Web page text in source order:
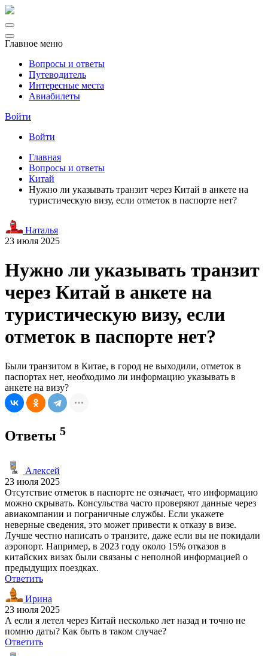
Главное меню
Вопросы и ответы
Путеводитель
Интересные места
Авиабилеты
Войти
Войти
Главная
Вопросы и ответы
Китай
Нужно ли указывать транзит через Китай в анкете на
туристическую визу, если отметок в паспорте нет?
Наталья
23 июля 2025
Нужно ли указывать транзит
через Китай в анкете на
туристическую визу, если
отметок в паспорте нет?
Были транзитом в Китае, в город не выходили, отметок в
паспортах нет, необходимо ли информацию указывать в
анкете на визу?
Ответы 5
Алексей
23 июля 2025
Отсутствие отметок в паспорте не означает, что информацию
можно скрывать. Консульства часто проверяют данные через
авиакомпании и пограничные службы. Если укажете
неверные сведения, это может привести к отказу в визе.
Лучше честно написать о транзите, даже если вы не покидали
аэропорт. Например, в 2023 году около 15% отказов в
китайских визах были связаны с неполной информацией о
предыдущих поездках.
Ответить
Ирина
23 июля 2025
А если я летел через Китай несколько лет назад и точно не
помню даты? Как быть в таком случае?
Ответить